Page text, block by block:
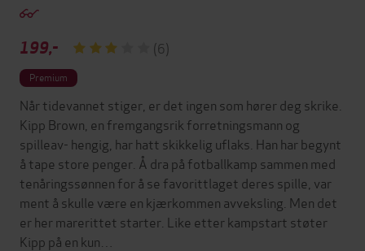
199,- (6)
Premium
Når tidevannet stiger, er det ingen som hører deg skrike.
Kipp Brown, en fremgangsrik forretningsmann og
spilleav- hengig, har hatt skikkelig uflaks. Han har begynt
å tape store penger. Å dra på fotballkamp sammen med
tenåringssønnen for å se favorittlaget deres spille, var
ment å skulle være en kjærkommen avveksling. Men det
er her marerittet starter. Like etter kampstart støter
Kipp på en kun…